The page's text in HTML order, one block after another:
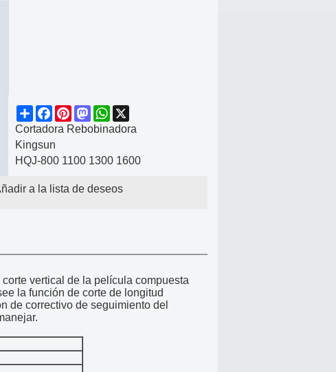
ShareFacebook
PinterestMastodonWhatsApp
Cortadora Rebobinadora
Kingsun
HQJ-800 1100 1300 1600
a la lista de deseos
vertical de la película compuesta
la función de corte de longitud
de correctivo de seguimiento del